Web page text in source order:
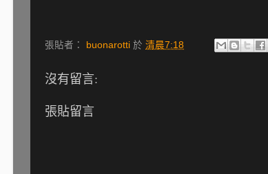
張貼者： buonarotti 於 清晨7:18
沒有留言:
張貼留言